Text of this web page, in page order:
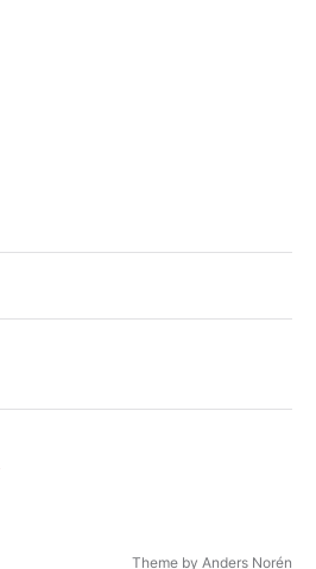
Theme by Anders Norén